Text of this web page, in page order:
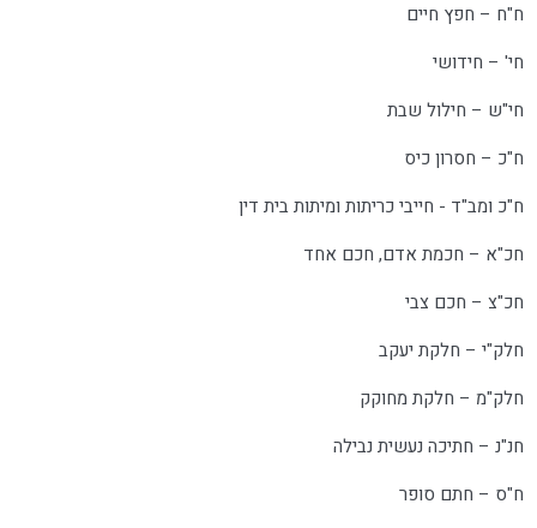
ח"ח – חפץ חיים
חי' – חידושי
חי"ש – חילול שבת
ח"כ – חסרון כיס
ח"כ ומב"ד - חייבי כריתות ומיתות בית דין
חכ"א – חכמת אדם, חכם אחד
חכ"צ – חכם צבי
חלק"י – חלקת יעקב
חלק"מ – חלקת מחוקק
חנ"נ – חתיכה נעשית נבילה
ח"ס – חתם סופר